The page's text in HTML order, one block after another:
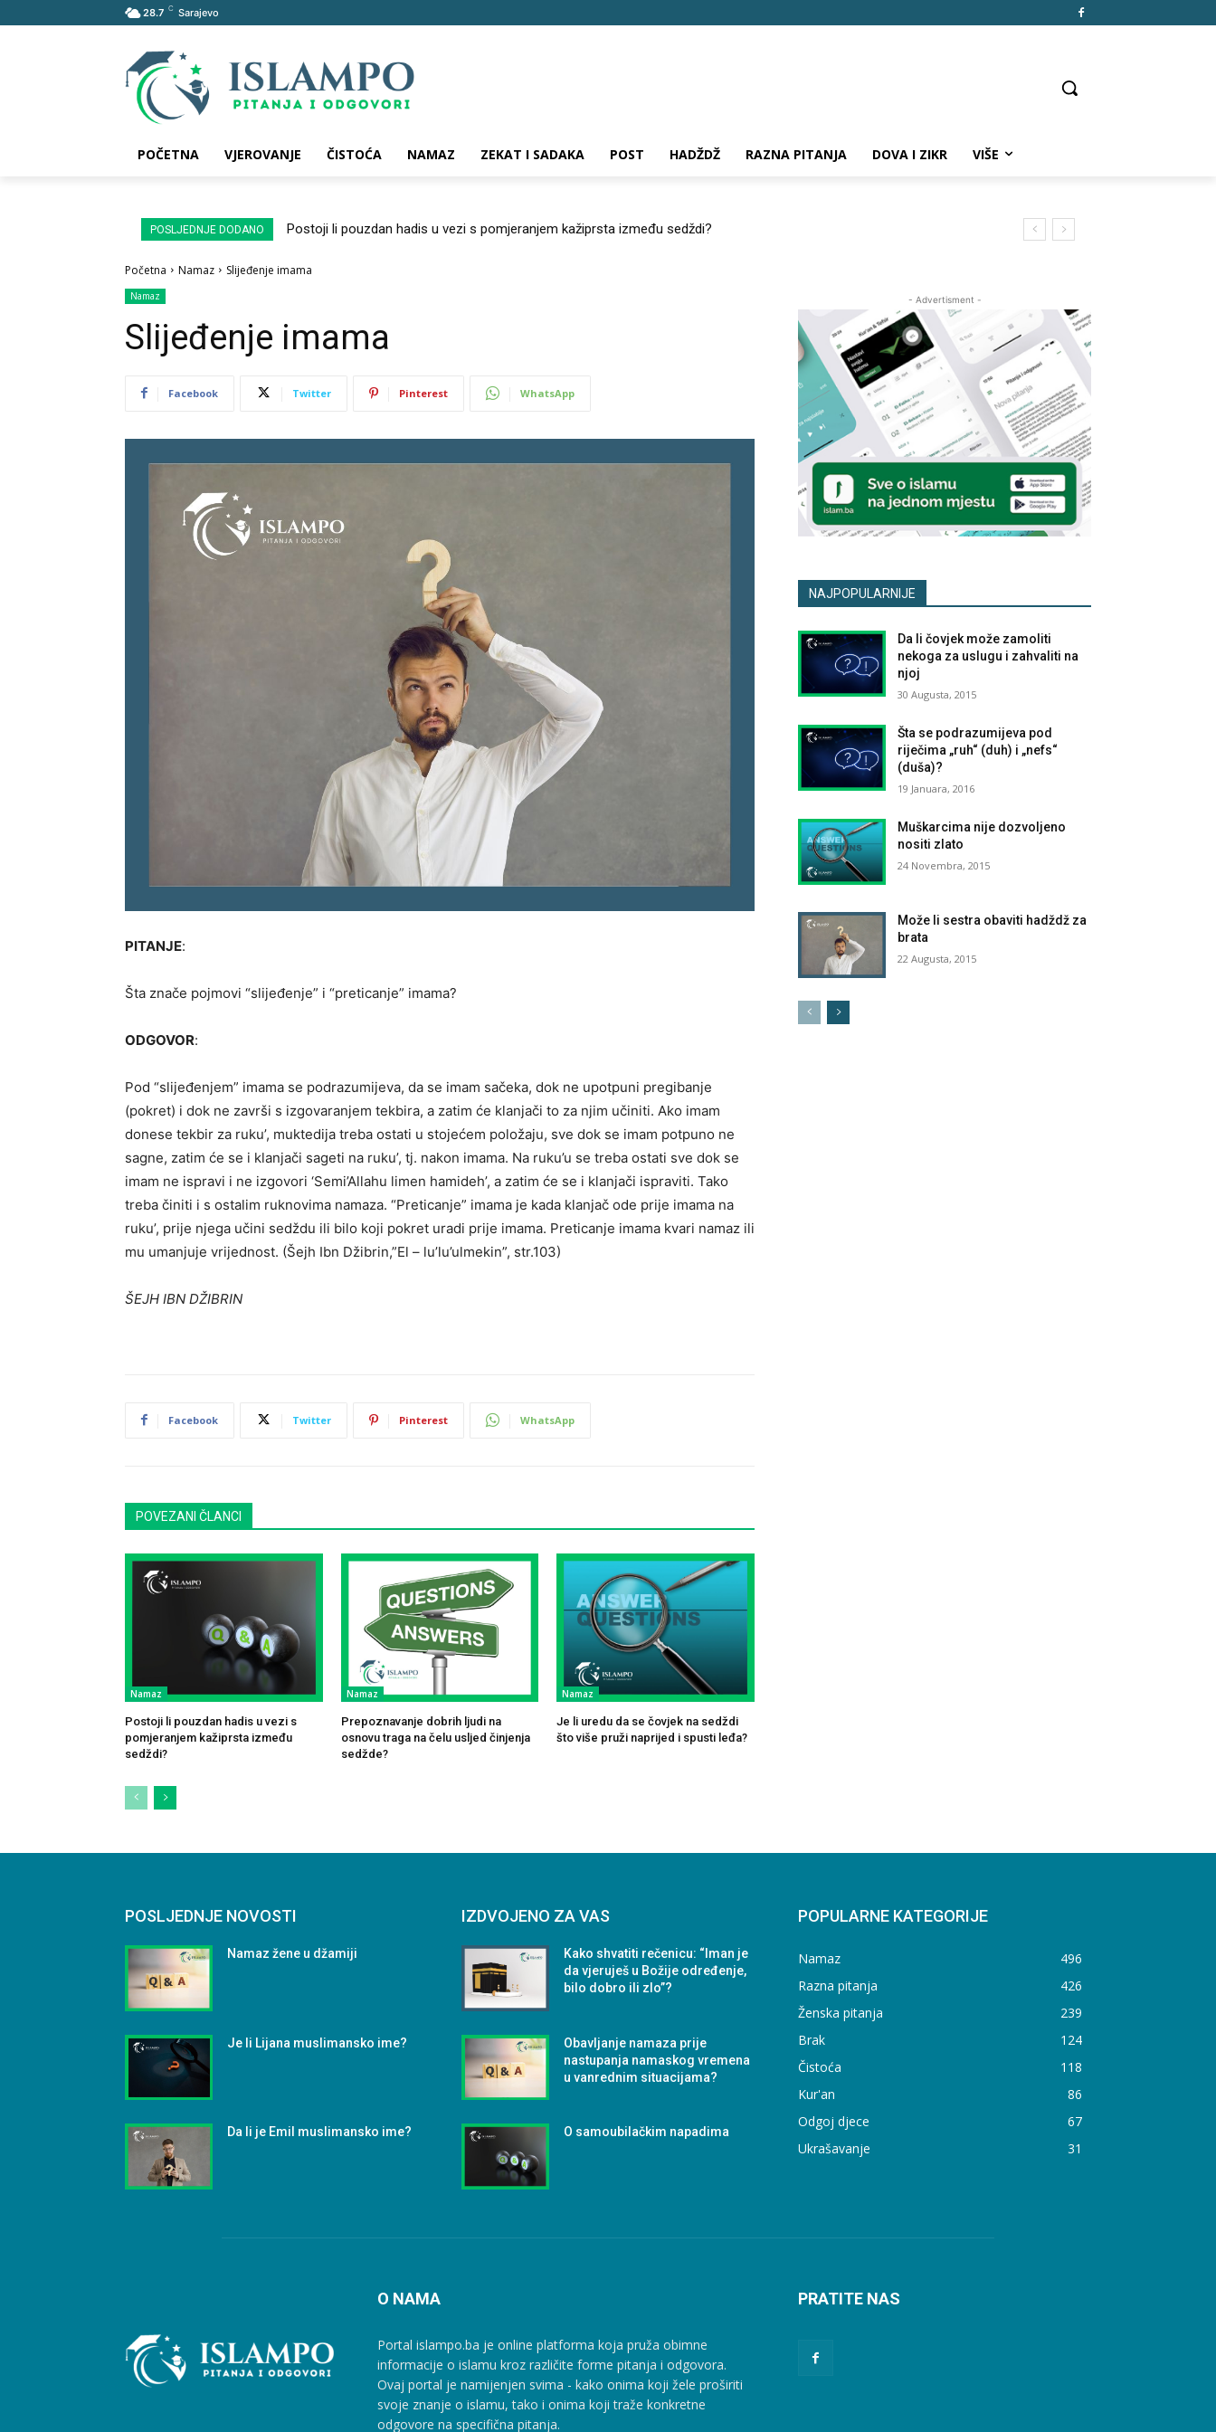
28.7 C Sarajevo
POČETNA VJEROVANJE ČISTOĆA NAMAZ ZEKAT I SADAKA POST HADŽDŽ RAZNA PITANJA DOVA I ZIKR VIŠE
POSLJEDNJE DODANO Postoji li pouzdan hadis u vezi s pomjeranjem kažiprsta između sedždi?
Početna Namaz Slijeđenje imama
Namaz
Slijeđenje imama
Facebook Twitter Pinterest WhatsApp
PITANJE:
Šta znače pojmovi “slijeđenje” i “preticanje” imama?
ODGOVOR:
Pod “slijeđenjem” imama se podrazumijeva, da se imam sačeka, dok ne upotpuni pregibanje
(pokret) i dok ne završi s izgovaranjem tekbira, a zatim će klanjači to za njim učiniti. Ako imam
donese tekbir za ruku’, muktedija treba ostati u stojećem položaju, sve dok se imam potpuno ne
sagne, zatim će se i klanjači sageti na ruku’, tj. nakon imama. Na ruku’u se treba ostati sve dok se
imam ne ispravi i ne izgovori ‘Semi’Allahu limen hamideh’, a zatim će se i klanjači ispraviti. Tako
treba činiti i s ostalim ruknovima namaza. “Preticanje” imama je kada klanjač ode prije imama na
ruku’, prije njega učini sedždu ili bilo koji pokret uradi prije imama. Preticanje imama kvari namaz ili
mu umanjuje vrijednost. (Šejh Ibn Džibrin,”El – lu’lu’ulmekin”, str.103)
ŠEJH IBN DŽIBRIN
Facebook Twitter Pinterest WhatsApp
POVEZANI ČLANCI
Namaz
Postoji li pouzdan hadis u vezi s
pomjeranjem kažiprsta između
sedždi?
Namaz
Prepoznavanje dobrih ljudi na
osnovu traga na čelu usljed činjenja
sedžde?
Namaz
Je li uredu da se čovjek na sedždi
što više pruži naprijed i spusti leđa?
- Advertisment -
NAJPOPULARNIJE
Da li čovjek može zamoliti
nekoga za uslugu i zahvaliti na
njoj
30 Augusta, 2015
Šta se podrazumijeva pod
riječima „ruh“ (duh) i „nefs“
(duša)?
19 Januara, 2016
Muškarcima nije dozvoljeno
nositi zlato
24 Novembra, 2015
Može li sestra obaviti hadždž za
brata
22 Augusta, 2015
POSLJEDNJE NOVOSTI
Namaz žene u džamiji
Je li Lijana muslimansko ime?
Da li je Emil muslimansko ime?
IZDVOJENO ZA VAS
Kako shvatiti rečenicu: “Iman je
da vjeruješ u Božije određenje,
bilo dobro ili zlo”?
Obavljanje namaza prije
nastupanja namaskog vremena
u vanrednim situacijama?
O samoubilačkim napadima
POPULARNE KATEGORIJE
Namaz
496
Razna pitanja
426
Ženska pitanja
239
Brak
124
Čistoća
118
Kur'an
86
Odgoj djece
67
Ukrašavanje
31
O NAMA
Portal islampo.ba je online platforma koja pruža obimne
informacije o islamu kroz različite forme pitanja i odgovora.
Ovaj portal je namijenjen svima - kako onima koji žele proširiti
svoje znanje o islamu, tako i onima koji traže konkretne
odgovore na specifična pitanja.
PRATITE NAS